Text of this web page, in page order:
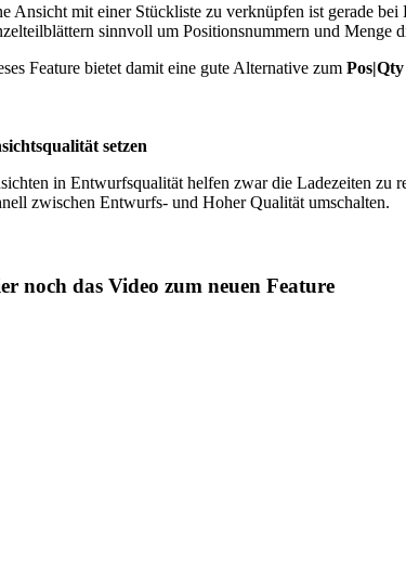
Ansicht mit einer Stückliste zu verknüpfen ist gerade
sinnvoll um Positionsnummern und Menge
Feature bietet damit eine gute Alternative zum
setzen
in Entwurfsqualität helfen zwar die Ladezeiten zu
zwischen Entwurfs- und Hoher Qualität umschalten.
noch das Video zum neuen Feature